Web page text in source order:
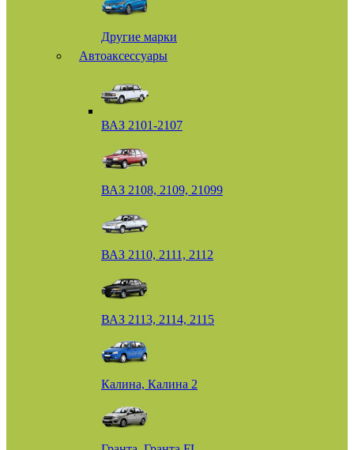
Другие марки
Автоаксессуары
ВАЗ 2101-2107
ВАЗ 2108, 2109, 21099
ВАЗ 2110, 2111, 2112
ВАЗ 2113, 2114, 2115
Калина, Калина 2